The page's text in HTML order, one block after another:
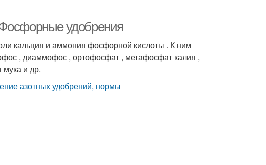
удобрения
кальция и аммония фосфорной кислоты . К ним
, диаммофос , ортофосфат , метафосфат калия ,
мука и др.